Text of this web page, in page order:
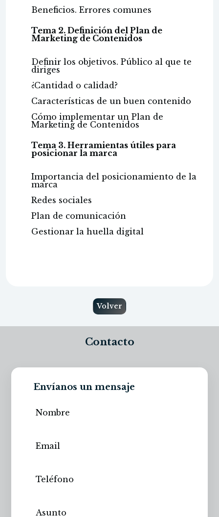
Beneficios. Errores comunes
Tema 2. Definición del Plan de
Marketing de Contenidos
Definir los objetivos. Público al que te
diriges
¿Cantidad o calidad?
Características de un buen contenido
Cómo implementar un Plan de
Marketing de Contenidos
Tema 3. Herramientas útiles para
posicionar la marca
Importancia del posicionamiento de la
marca
Redes sociales
Plan de comunicación
Gestionar la huella digital
Volver
Contacto
Envíanos un mensaje